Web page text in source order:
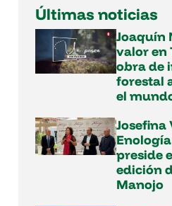
Últimas noticias
Joaquín
valor en
obra de
forestal
el
Josefina
preside
edición
Manojo